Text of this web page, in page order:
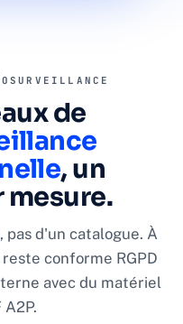
de
, un
mesure.
d'un catalogue. À
conforme RGPD
avec du matériel